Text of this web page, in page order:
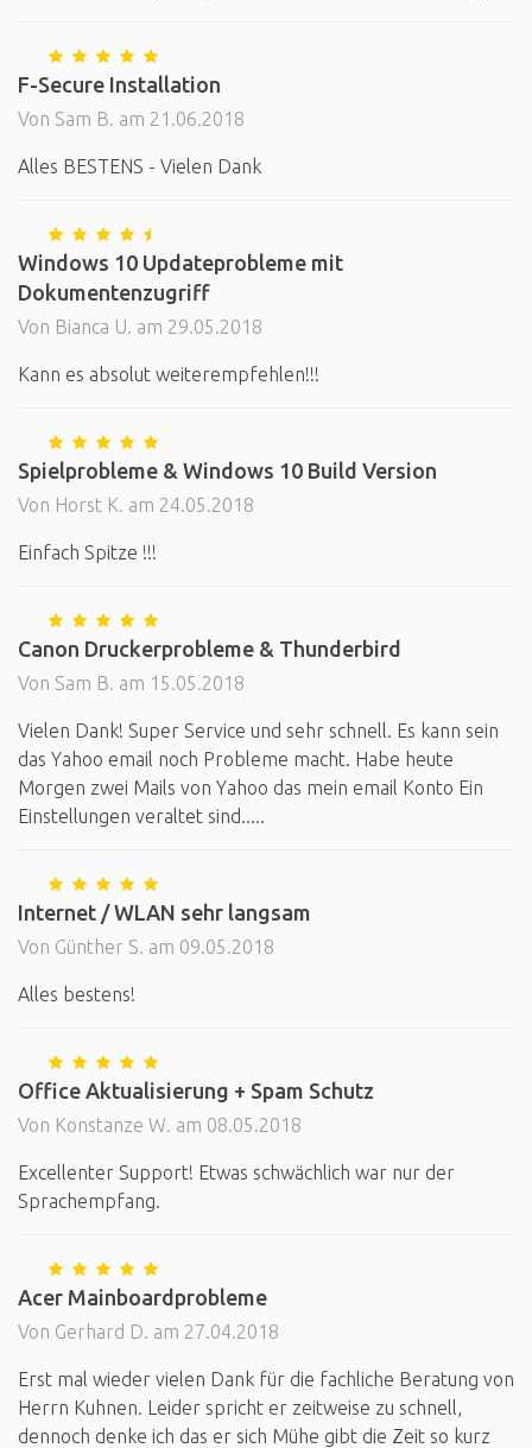
F-Secure Installation
Von Sam B. am 21.06.2018
Alles BESTENS - Vielen Dank
Windows 10 Updateprobleme mit
Dokumentenzugriff
Von Bianca U. am 29.05.2018
Kann es absolut weiterempfehlen!!!
Spielprobleme & Windows 10 Build Version
Von Horst K. am 24.05.2018
Einfach Spitze !!!
Canon Druckerprobleme & Thunderbird
Von Sam B. am 15.05.2018
Vielen Dank! Super Service und sehr schnell. Es kann sein
das Yahoo email noch Probleme macht. Habe heute
Morgen zwei Mails von Yahoo das mein email Konto Ein
Einstellungen veraltet sind.....
Internet / WLAN sehr langsam
Von Günther S. am 09.05.2018
Alles bestens!
Office Aktualisierung + Spam Schutz
Von Konstanze W. am 08.05.2018
Excellenter Support! Etwas schwächlich war nur der
Sprachempfang.
Acer Mainboardprobleme
Von Gerhard D. am 27.04.2018
Erst mal wieder vielen Dank für die fachliche Beratung von
Herrn Kuhnen. Leider spricht er zeitweise zu schnell,
dennoch denke ich das er sich Mühe gibt die Zeit so kurz